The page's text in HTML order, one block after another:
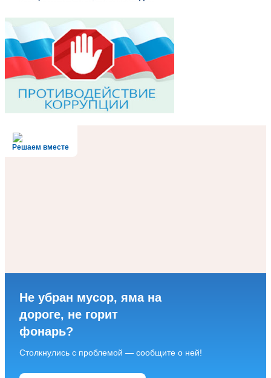
Решаем вместе
Не убран мусор, яма на
дороге, не горит
фонарь?
Столкнулись с проблемой — сообщите о ней!